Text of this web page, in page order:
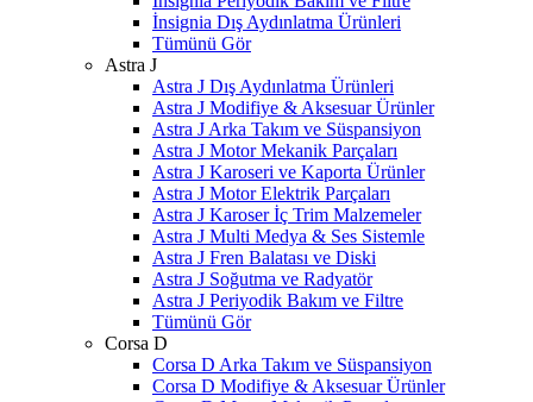
İnsignia Dış Aydınlatma Ürünleri
Tümünü Gör
Astra J
Astra J Dış Aydınlatma Ürünleri
Astra J Modifiye & Aksesuar Ürünler
Astra J Arka Takım ve Süspansiyon
Astra J Motor Mekanik Parçaları
Astra J Karoseri ve Kaporta Ürünler
Astra J Motor Elektrik Parçaları
Astra J Karoser İç Trim Malzemeler
Astra J Multi Medya & Ses Sistemle
Astra J Fren Balatası ve Diski
Astra J Soğutma ve Radyatör
Astra J Periyodik Bakım ve Filtre
Tümünü Gör
Corsa D
Corsa D Arka Takım ve Süspansiyon
Corsa D Modifiye & Aksesuar Ürünler